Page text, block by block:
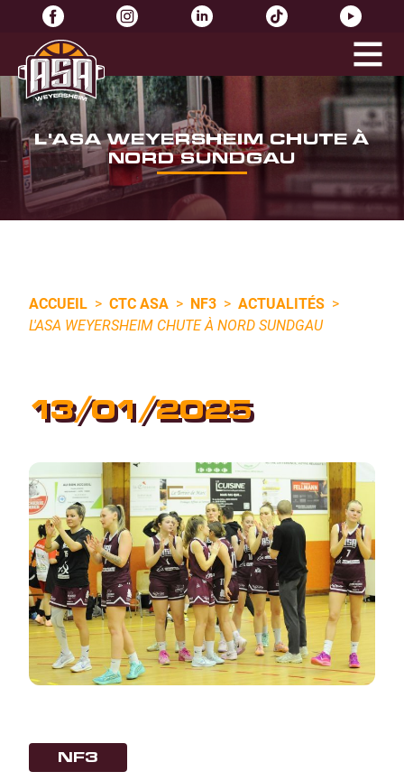
L'ASA WEYERSHEIM CHUTE À
NORD SUNDGAU
ACCUEIL > CTC ASA > NF3 > ACTUALITÉS >
L'ASA WEYERSHEIM CHUTE À NORD SUNDGAU
13/01/2025
NF3